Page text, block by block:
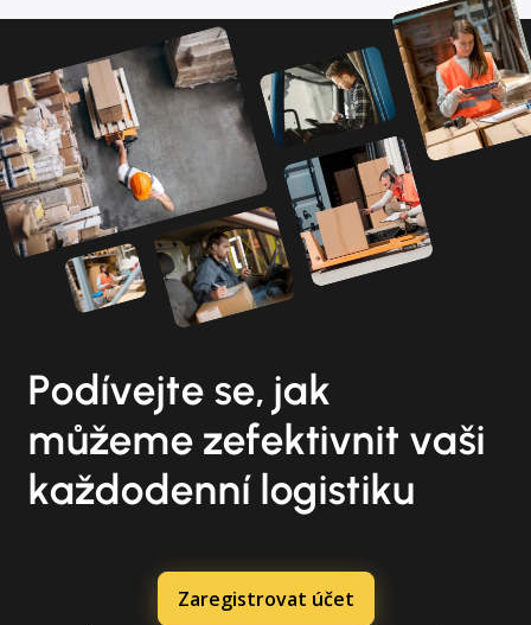
Podívejte se, jak
můžeme zefektivnit vaši
každodenní logistiku
Zaregistrovat účet